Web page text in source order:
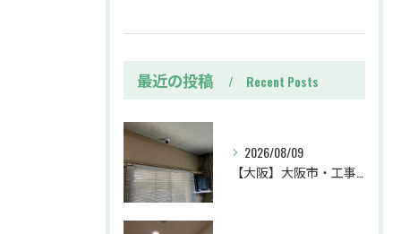
最近の投稿 Recent Posts
2026/08/09